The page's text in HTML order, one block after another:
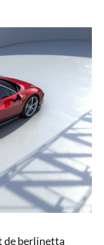
de berlinetta